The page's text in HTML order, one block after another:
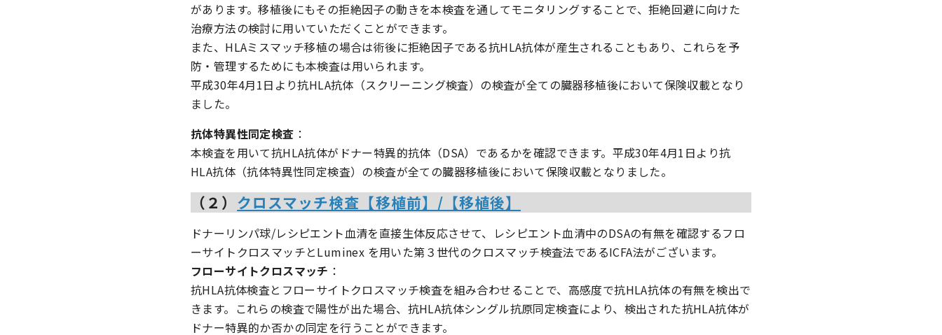
があります。移植後にもその拒絶因子の動きを本検査を通してモニタリングすることで、拒絶回避に向けた
治療方法の検討に用いていただくことができます。
また、HLAミスマッチ移植の場合は術後に拒絶因子である抗HLA抗体が産生されることもあり、これらを予
防・管理するためにも本検査は用いられます。
平成30年4月1日より抗HLA抗体（スクリーニング検査）の検査が全ての臓器移植後において保険収載となり
ました。
抗体特異性同定検査 ：
本検査を用いて抗HLA抗体がドナー特異的抗体（DSA）であるかを確認できます。平成30年4月1日より抗
HLA抗体（抗体特異性同定検査）の検査が全ての臓器移植後において保険収載となりました。
（２） クロスマッチ検査【移植前】/【移植後】
ドナーリンパ球/レシピエント血清を直接生体反応させて、レシピエント血清中のDSAの有無を確認するフロ
ーサイトクロスマッチとLuminex を用いた第３世代のクロスマッチ検査法であるICFA法がございます。
フローサイトクロスマッチ ：
抗HLA抗体検査とフローサイトクロスマッチ検査を組み合わせることで、高感度で抗HLA抗体の有無を検出で
きます。これらの検査で陽性が出た場合、抗HLA抗体シングル抗原同定検査により、検出された抗HLA抗体が
ドナー特異的か否かの同定を行うことができます。